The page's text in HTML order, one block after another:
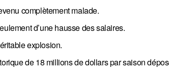
complètement malade.
d’une hausse des salaires.
explosion.
de 18 millions de dollars par saison